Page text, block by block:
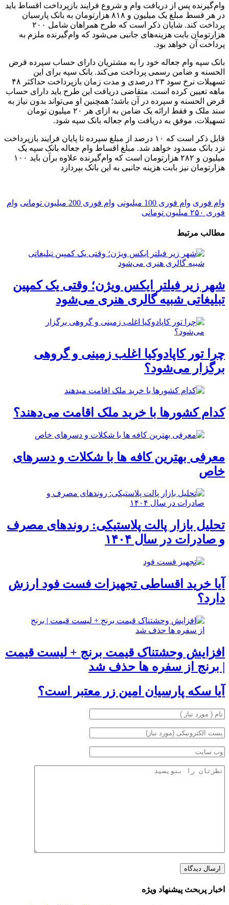
وام‌گیرنده پس از دریافت وام و شروع فرایند بازپرداخت اقساط باید
در هر قسط مبلغ یک میلیون و ۸۱۸ هزارتومان به بانک پارسیان
پرداخت کند. شایان ذکر است که طرح همراهان شامل ۲۰۰
هزارتومان بابت هزینه‌های جانبی می‌شود که وام‌گیرنده ملزم به
پرداخت آن خواهد بود.
بانک سپه وام جعاله خود را به مشتریان دارای حساب سپرده قرض
الحسنه و ضامن رسمی پرداخت می‌کند. بانک سپه برای این
تسهیلات نرخ سود ۲۳ درصدی و مدت زمان بازپرداخت حداکثر ۴۸
ماهه تعیین کرده است. متقاضی دریافت این طرح باید دارای حساب
قرض الحسنه و سپرده‌ در آن باشد؛ همچنین او می‌تواند بدون نیاز به
سند ملک و فقط ارائه یک ضامن به ازای هر ۲۰ میلیون تومان
تسهیلات، موفق به دریافت وام جعاله بانک سپه شود.
قابل ذکر است که ۱۰ درصد از مبلغ سپرده تا پایان فرایند بازپرداخت
نزد بانک مسدود خواهد شد. مبلغ اقساط وام جعاله بانک سپه یک
میلیون و ۲۸۲ هزارتومان است که وام‌گیرنده علاوه برآن باید ۱۰۰
هزارتومان نیز بابت هزینه جانبی به این بانک بپردازد
وام فوری وام فوری 100 میلیونی وام فوری 200 میلیون تومانی
وام
فوری ۲۵۰ میلیون تومانی
مطالب مرتبط
شهر زیر فیلتر ایکس ویژن؛ وقتی یک کمپین
تبلیغاتی شبیه گالری هنری می‌شود
چرا تور کاپادوکیا اغلب زمینی و گروهی
برگزار می‌شود؟
کدام کشورها با خرید ملک اقامت می‌دهند؟
معرفی بهترین کافه ها با شکلات و دسرهای
خاص
تحلیل بازار پالت پلاستیکی: روندهای مصرف
و صادرات در سال ۱۴۰۴
آیا خرید اقساطی تجهیزات فست فود ارزش
دارد؟
افزایش وحشتناک قیمت برنج + لیست قیمت
| برنج از سفره ها حذف شد
آیا سکه پارسیان امین زر معتبر است؟
اخبار پربحث پیشنهاد ویژه